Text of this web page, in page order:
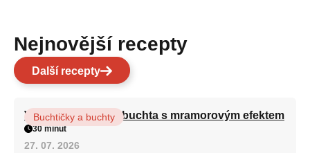
Nejnovější recepty
Další recepty
Vláčná olejová litá buchta s mramorovým efektem
Buchtičky a buchty
30 minut
27. 07. 2026